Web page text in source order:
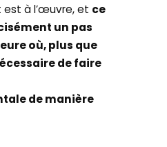
est à l’œuvre, et ce
un pas
où, plus que
de faire
de manière